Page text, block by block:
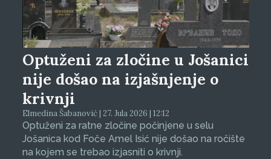
Optuženi za zločine u Jošanici
nije došao na izjašnjenje o
krivnji
Elmedina Šabanović | 27. Jula 2026 | 12:12
Optuženi za ratne zločine počinjene u selu
Jošanica kod Foče Amel Isić nije došao na ročište
na kojem se trebao izjasniti o krivnji.